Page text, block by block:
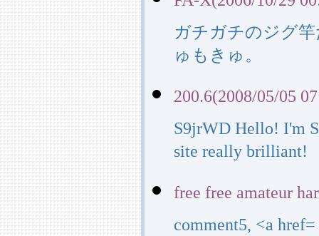
ガチガチのジグ
ゅもきゅ。
200.6(2008/05/05
S9jrWD Hello! I'm
site really brilliant!
free free amateur
comment5, <a